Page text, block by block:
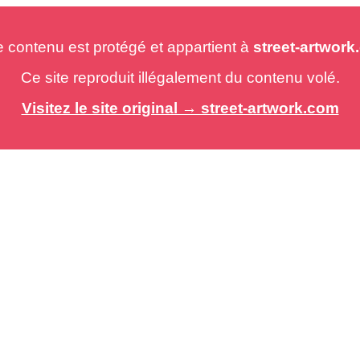
est protégé et appartient à street-
Ce site reproduit illégalement du contenu volé.
Visitez le site original → street-artwork.com